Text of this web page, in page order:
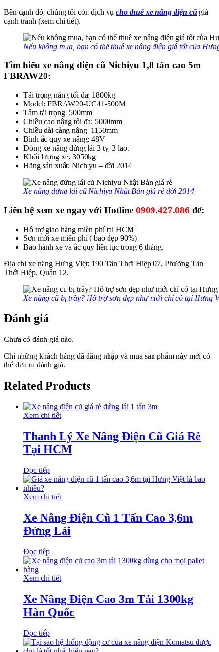
Bên cạnh đó, chúng tôi còn dịch vụ cho thuê xe nâng điện cũ giá
cạnh tranh (xem chi tiết).
Nếu không mua, bạn có thể thuê xe nâng điện giá tốt của
Tìm hiểu xe nâng điện cũ Nichiyu 1,8 tấn cao 5m
FBRAW20:
Tải trọng nâng tối đa: 1800kg
Model: FBRAW20-UC41-500M
Tâm tải trọng: 500mm
Chiều cao nâng tối đa: 5000mm
Chiều dài càng nâng: 1150mm
Bình ắc quy xe nâng: 48V
Dòng xe nâng đứng lái 3 ty, 3 lao.
Khối lượng xe: 3050kg
Hãng sản xuất: Nichiyu – đời 2014
Xe nâng đứng lái cũ Nichiyu Nhật Bản giá rẻ đời 2014
Liên hệ xem xe ngay với Hotline 0909.427.086 để:
Hỗ trợ giao hàng miễn phí tại HCM
Sơn mới xe miễn phí ( bao đẹp 90%)
Bảo hành xe và ắc quy liên tục trong 6 tháng.
Địa chỉ xe nâng Hưng Việt: 190 Tân Thới Hiệp 07, Phường Tân
Thới Hiệp, Quận 12.
Xe nâng cũ bị trầy? Hỗ trợ sơn đẹp như mới chỉ có tại Hưng
Đánh giá
Chưa có đánh giá nào.
Chỉ những khách hàng đã đăng nhập và mua sản phẩm này mới có
thể đưa ra đánh giá.
Related Products
Xem chi tiết
Thanh Lý Xe Nâng Điện Cũ Giá Rẻ
Tại HCM
Đọc tiếp
Xem chi tiết
Xe Nâng Điện Cũ 1 Tấn Cao 3,6m
Đứng Lái
Đọc tiếp
Xem chi tiết
Xe Nâng Điện Cao 3m Tải 1300kg
Hàn Quốc
Đọc tiếp